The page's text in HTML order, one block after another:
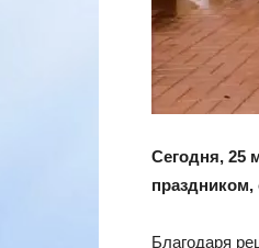
Сегодня, 25
праздником,
Благодаря